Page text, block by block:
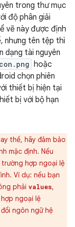
trong thư mục
độ phân giải
vẽ này được định
nhưng tên tệp thì
dạng tài nguyên
hoặc
chọn phiên
thiết bị hiện tại
bị với bộ hạn
thế, hãy đảm bảo
mặc định. Nếu
hợp ngoại lệ
Ví dụ: nếu bạn
phải values,
ngoại lệ
ngôn ngữ hệ